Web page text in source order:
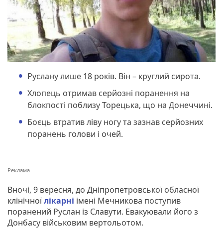
Руслану лише 18 років. Він – круглий сирота.
Хлопець отримав серйозні поранення на
блокпості поблизу Торецька, що на Донеччині.
Боєць втратив ліву ногу та зазнав серйозних
поранень голови і очей.
Вночі, 9 вересня, до Дніпропетровської обласної
клінічноїлікарні імені Мечникова поступив
поранений Руслан із Славути. Евакуювали його з
Донбасу військовим вертольотом.